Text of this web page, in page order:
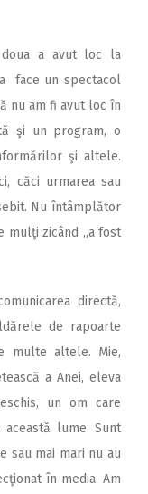
doua a avut loc la
face un spectacol
nu am fi avut loc în
şi un program, o
şi altele.
căci urmarea sau
Nu întâmplător
mulţi zicând „a fost
directă,
de rapoarte
multe altele. Mie,
a Anei, eleva
un om care
lume. Sunt
sau mai mari nu au
în media. Am